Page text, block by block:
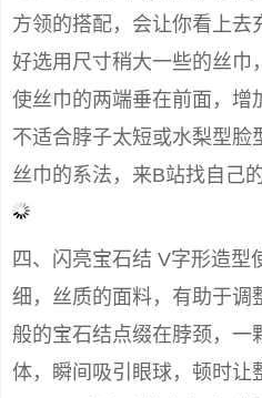
方领的搭配，会让你看上去
好选用尺寸稍大一些的丝巾
使丝巾的两端垂在前面，增
不适合脖子太短或水梨型脸
丝巾的系法，来B站找自己
四、闪亮宝石结 V字形造型
细，丝质的面料，有助于调
般的宝石结点缀在脖颈，一
体，瞬间吸引眼球，顿时让